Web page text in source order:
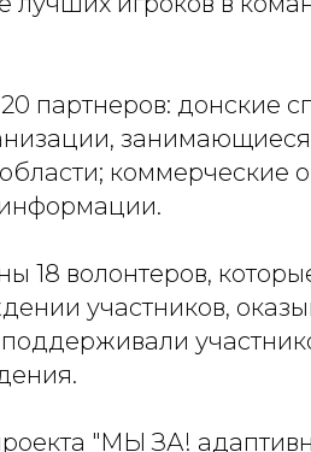
партнеров: донские
коммерческие
волонтеров,
участников,
"МЫ ЗА!